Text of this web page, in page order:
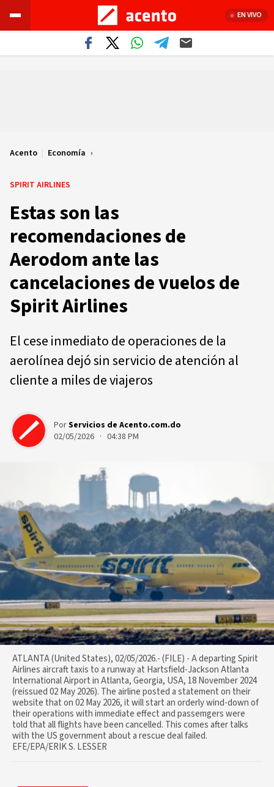
EN VIVO
Acento | Economía
SPIRIT AIRLINES
Estas son las
recomendaciones de
Aerodom ante las
cancelaciones de vuelos de
Spirit Airlines
El cese inmediato de operaciones de la
aerolínea dejó sin servicio de atención al
cliente a miles de viajeros
PorServicios de Acento.com.do
02/05/2026 · 04:38 PM
ATLANTA (United States), 02/05/2026.- (FILE) - A departing Spirit
Airlines aircraft taxis to a runway at Hartsfield-Jackson Atlanta
International Airport in Atlanta, Georgia, USA, 18 November 2024
(reissued 02 May 2026). The airline posted a statement on their
website that on 02 May 2026, it will start an orderly wind-down of
their operations with immediate effect and passemgers were
told that all flights have been cancelled. This comes after talks
with the US government about a rescue deal failed.
EFE/EPA/ERIK S. LESSER